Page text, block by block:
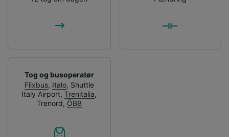
Tog og busoperatør
Flixbus, Italo, Shuttle
Italy Airport,Trenitalia,
Trenord, ÖBB